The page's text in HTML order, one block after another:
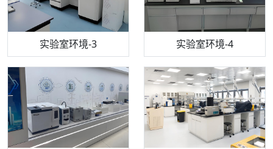
实验室环境-3 实验室环境-4
机构质检技术员-3 机构质检技术员-4
高效液相色谱仪 流式细胞仪